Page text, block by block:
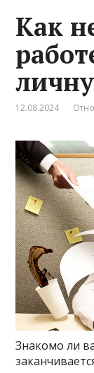
Как
12.08.2024
Знакомо ли